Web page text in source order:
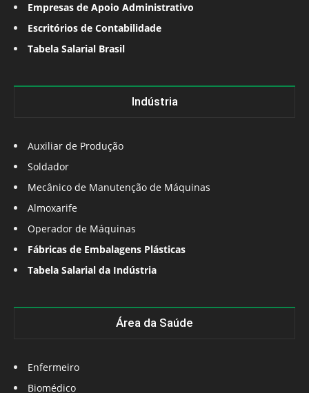
Empresas de Apoio Administrativo
Escritórios de Contabilidade
Tabela Salarial Brasil
Indústria
Auxiliar de Produção
Soldador
Mecânico de Manutenção de Máquinas
Almoxarife
Operador de Máquinas
Fábricas de Embalagens Plásticas
Tabela Salarial da Indústria
Área da Saúde
Enfermeiro
Biomédico